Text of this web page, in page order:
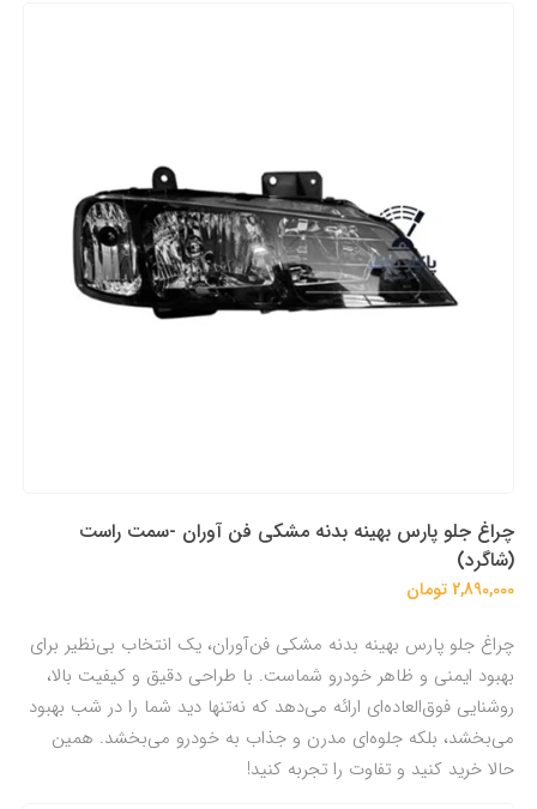
چراغ جلو پارس بهینه بدنه مشکی فن آوران -سمت راست
(شاگرد)
2,890,000 تومان
چراغ جلو پارس بهینه بدنه مشکی فن‌آوران، یک انتخاب بی‌نظیر برای
بهبود ایمنی و ظاهر خودرو شماست. با طراحی دقیق و کیفیت بالا،
روشنایی فوق‌العاده‌ای ارائه می‌دهد که نه‌تنها دید شما را در شب بهبود
می‌بخشد، بلکه جلوه‌ای مدرن و جذاب به خودرو می‌بخشد. همین
حالا خرید کنید و تفاوت را تجربه کنید!